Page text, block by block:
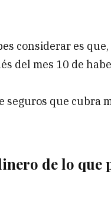
considerar es
del mes 10 de
seguros que cubra
de lo que